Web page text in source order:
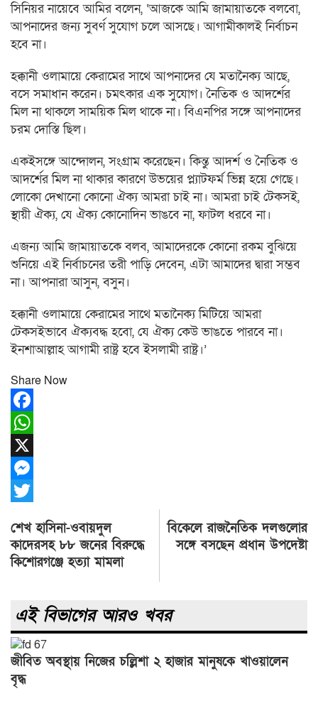
সিনিয়র নায়েবে আমির বলেন, ‘আজকে আমি জামায়াতকে বলবো,
আপনাদের জন্য সুবর্ণ সুযোগ চলে আসছে। আগামীকালই নির্বাচন
হবে না।
হক্কানী ওলামায়ে কেরামের সাথে আপনাদের যে মতানৈক্য আছে,
বসে সমাধান করেন। চমৎকার এক সুযোগ। নৈতিক ও আদর্শের
মিল না থাকলে সাময়িক মিল থাকে না। বিএনপির সঙ্গে আপনাদের
চরম দোস্তি ছিল।
একইসঙ্গে আন্দোলন, সংগ্রাম করেছেন। কিন্তু আদর্শ ও নৈতিক ও
আদর্শের মিল না থাকার কারণে উভয়ের প্ল্যাটফর্ম ভিন্ন হয়ে গেছে।
লোকো দেখানো কোনো ঐক্য আমরা চাই না। আমরা চাই টেকসই,
স্থায়ী ঐক্য, যে ঐক্য কোনোদিন ভাঙবে না, ফাটল ধরবে না।
এজন্য আমি জামায়াতকে বলব, আমাদেরকে কোনো রকম বুঝিয়ে
শুনিয়ে এই নির্বাচনের তরী পাড়ি দেবেন, এটা আমাদের দ্বারা সম্ভব
না। আপনারা আসুন, বসুন।
হক্কানী ওলামায়ে কেরামের সাথে মতানৈক্য মিটিয়ে আমরা
টেকসইভাবে ঐক্যবদ্ধ হবো, যে ঐক্য কেউ ভাঙতে পারবে না।
ইনশাআল্লাহ আগামী রাষ্ট্র হবে ইসলামী রাষ্ট্র।’
Share Now
Facebook
WhatsApp
X
Messenger
Post
navigation
শেখ হাসিনা-ওবায়দুল
কাদেরসহ ৮৮ জনের বিরুদ্ধে
কিশোরগঞ্জে হত্যা মামলা
বিকেলে রাজনৈতিক দলগুলোর
সঙ্গে বসছেন প্রধান উপদেষ্টা
এই বিভাগের আরও খবর
জীবিত অবস্থায় নিজের চল্লিশা ২ হাজার মানুষকে খাওয়ালেন
বৃদ্ধ